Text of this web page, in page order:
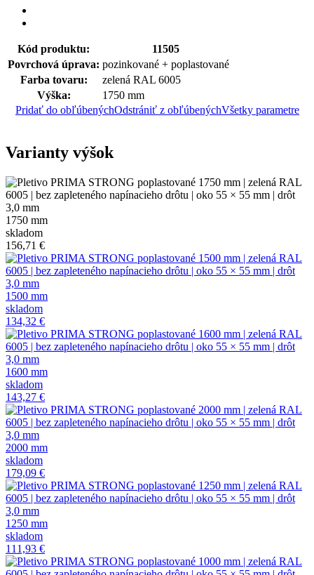
Kód produktu:
11505
Povrchová úprava: pozinkované + poplastované
Farba tovaru:
zelená RAL 6005
Výška:
1750 mm
Pridať do obľúbenýchOdstrániť z obľúbenýchVšetky parametre
Varianty výšok
1750 mm
skladom
156,71 €
1500 mm
skladom
134,32 €
1600 mm
skladom
143,27 €
2000 mm
skladom
179,09 €
1250 mm
skladom
111,93 €